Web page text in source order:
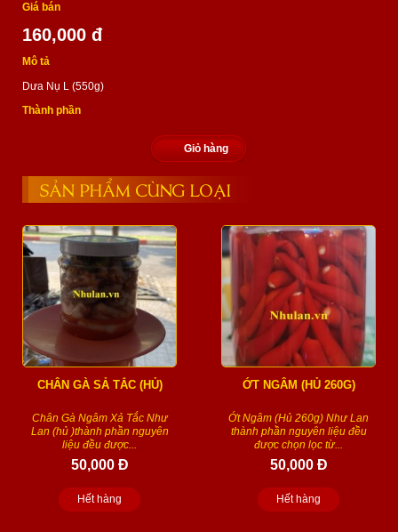
Giá bán
160,000 đ
Mô tả
Dưa Nụ L (550g)
Thành phần
Giỏ hàng
SẢN PHẨM CÙNG LOẠI
CHÂN GÀ SẢ TẮC (HỦ)
Chân Gà Ngâm Xả Tắc Như
Lan (hủ )thành phần nguyên
liệu đều được...
50,000 Đ
Hết hàng
ỚT NGÂM (HỦ 260G)
Ớt Ngâm (Hủ 260g) Như Lan
thành phần nguyên liệu đều
được chọn lọc từ...
50,000 Đ
Hết hàng